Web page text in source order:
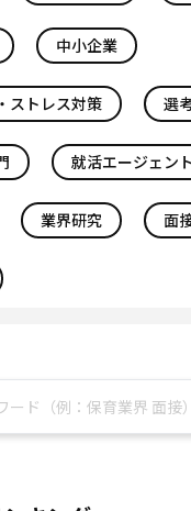
中小企業
ストレス対策 選
就活エージェント
業界研究 面